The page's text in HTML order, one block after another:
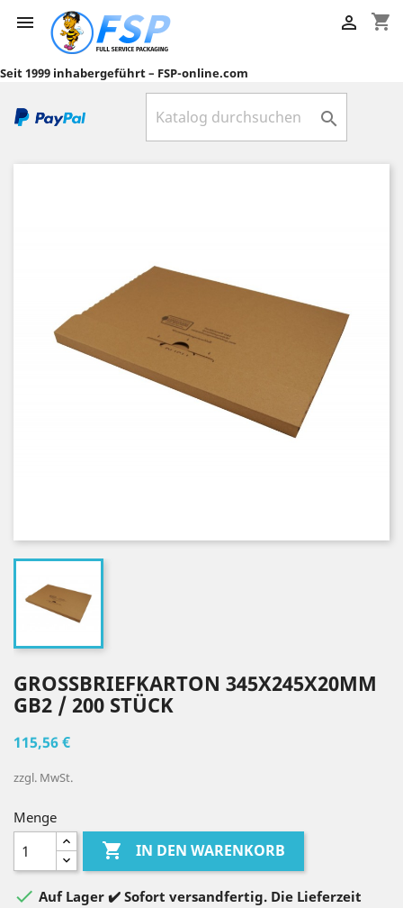
 shopping_cart

Seit 1999 inhabergeführt – FSP-online.com

GROSSBRIEFKARTON 345X245X20MM
GB2 / 200 STÜCK
115,56 €
zzgl. MwSt.
Menge
 IN DEN WARENKORB
 Auf Lager ✔️ Sofort versandfertig. Die Lieferzeit